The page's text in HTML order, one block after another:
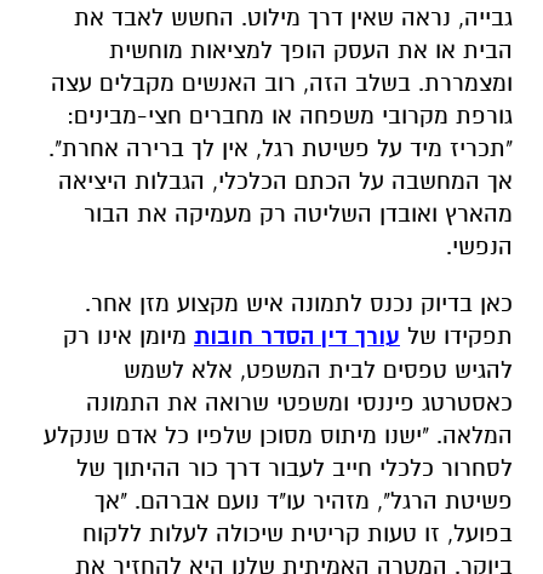
גבייה, נראה שאין דרך מילוט. החשש לאבד את
הבית או את העסק הופך למציאות מוחשית
ומצמררת. בשלב הזה, רוב האנשים מקבלים עצה
גורפת מקרובי משפחה או מחברים חצי-מבינים:
"תכריז מיד על פשיטת רגל, אין לך ברירה אחרת".
אך המחשבה על הכתם הכלכלי, הגבלות היציאה
מהארץ ואובדן השליטה רק מעמיקה את הבור
הנפשי.
כאן בדיוק נכנס לתמונה איש מקצוע מזן אחר.
תפקידו של עורך דין הסדר חובות מיומן אינו רק
להגיש טפסים לבית המשפט, אלא לשמש
כאסטרטג פיננסי ומשפטי שרואה את התמונה
המלאה. "ישנו מיתוס מסוכן שלפיו כל אדם שנקלע
לסחרור כלכלי חייב לעבור דרך כור ההיתוך של
פשיטת הרגל", מזהיר עו"ד נועם אברהם. "אך
בפועל, זו טעות קריטית שיכולה לעלות ללקוח
ביוקר. המטרה האמיתית שלנו היא להחזיר את